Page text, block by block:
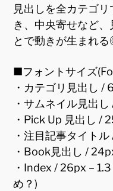
見出しを全カテゴ
き、中央寄せなど
とで動きが生まれ
■フォントサイズ
・カテゴリ見出し /
・サムネイル見出
・Pick Up 見出し /
・注目記事タイト
・Book見出し /
・Index / 26px –
め？)